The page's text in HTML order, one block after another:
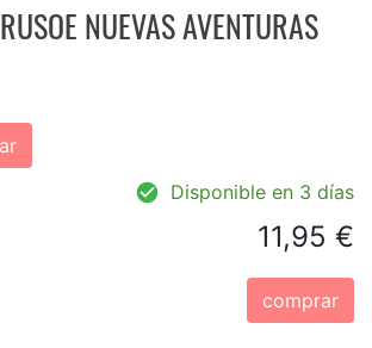
NUEVAS AVENTURAS
Disponible en 3 días
11,95 €
comprar